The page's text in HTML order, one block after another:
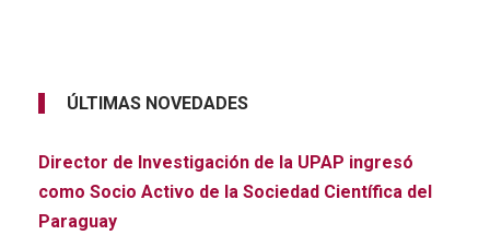
ÚLTIMAS NOVEDADES
Director de Investigación de la UPAP ingresó
como Socio Activo de la Sociedad Científica del
Paraguay